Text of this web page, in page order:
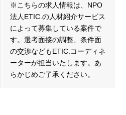
※こちらの求人情報は、NPO
法人ETIC.の人材紹介サービス
によって募集している案件で
す。選考面接の調整、条件面
の交渉などもETIC.コーディネ
ーターが担当いたします。あ
らかじめご了承ください。